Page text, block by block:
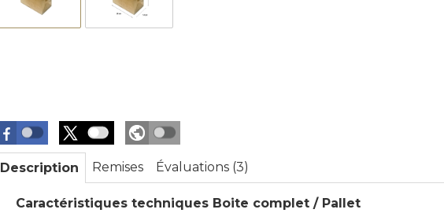
Description Remises Évaluations (3)
Caractéristiques techniques Boite complet / Pallet